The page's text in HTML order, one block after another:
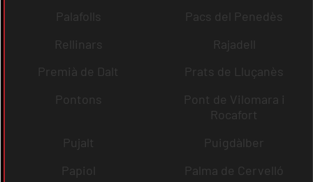
Palafolls
Pacs del Penedès
Rellinars
Rajadell
Premià de Dalt
Prats de Lluçanès
Pontons
Pont de Vilomara i
Rocafort
Pujalt
Puigdàlber
Papiol
Palma de Cervelló